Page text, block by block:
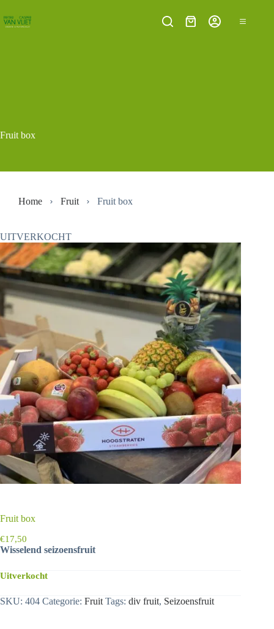
naar
de
Winkelwagen
Fruit box
Home Fruit Fruit box
UITVERKOCHT
Fruit box
€17,50
Wisselend seizoensfruit
Uitverkocht
SKU: 404 Categorie: Fruit Tags: div fruit, Seizoensfruit